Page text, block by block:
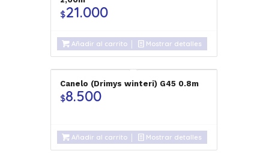
$21.000
Añadir al carrito Mostrar detalles
Canelo (Drimys winteri) G45 0.8m
$8.500
Añadir al carrito Mostrar detalles